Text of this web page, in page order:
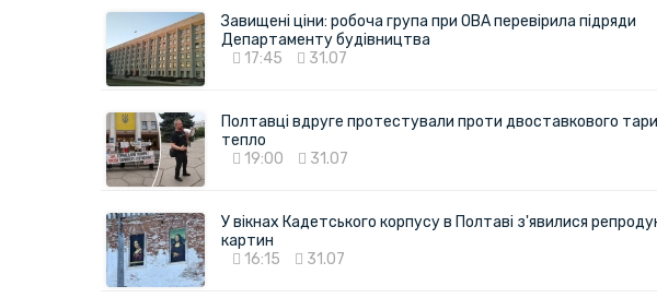
Завищені ціни: робоча група при ОВА перевірила підряди
Департаменту будівництва
17:45
31.07
Полтавці вдруге протестували проти двоставкового
тепло
19:00
31.07
У вікнах Кадетського корпусу в Полтаві з'явилися
картин
16:15
31.07